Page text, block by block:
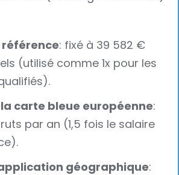
référence: fixé à 39 582 €
(utilisé comme 1x pour les
carte bleue européenne:
par an (1,5 fois le salaire
géographique: